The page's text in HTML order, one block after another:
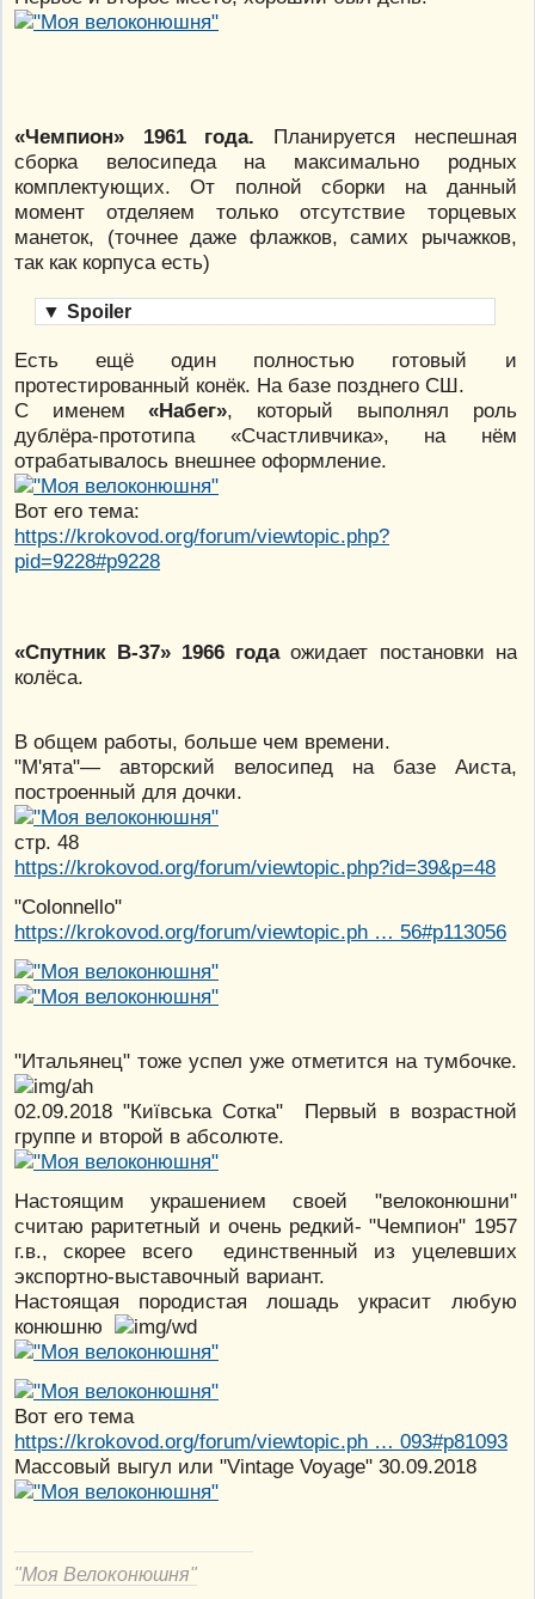
«Чемпион» 1961 года. Планируется неспешная
сборка велосипеда на максимально родных
комплектующих. От полной сборки на данный
момент отделяем только отсутствие торцевых
манеток, (точнее даже флажков, самих рычажков,
так как корпуса есть)
▼ Spoiler
Есть ещё один полностью готовый и
протестированный конёк. На базе позднего СШ.
С именем«Набег», который выполнял роль
дублёра-прототипа «Счастливчика», на нём
отрабатывалось внешнее оформление.
Вот его тема:
https://krokovod.org/forum/viewtopic.php?
pid=9228#p9228
«Спутник В-37» 1966 годаожидает постановки на
колёса.
В общем работы, больше чем времени.
"М'ята"— авторский велосипед на базе Аиста,
построенный для дочки.
стр. 48
https://krokovod.org/forum/viewtopic.php?id=39&p=48
"Colonnello"
https://krokovod.org/forum/viewtopic.ph … 56#p113056
"Итальянец" тоже успел уже отметится на тумбочке.
02.09.2018 "Київська Сотка" Первый в возрастной
группе и второй в абсолюте.
Настоящим украшением своей "велоконюшни"
считаю раритетный и очень редкий- "Чемпион" 1957
г.в., скорее всего единственный из уцелевших
экспортно-выставочный вариант.
Настоящая породистая лошадь украсит любую
конюшню
Вот его тема
https://krokovod.org/forum/viewtopic.ph … 093#p81093
Массовый выгул или "Vintage Voyage" 30.09.2018
"Моя Велоконюшня"